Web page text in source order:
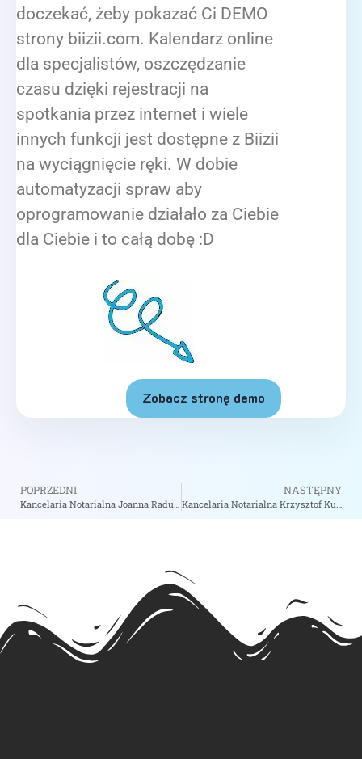
doczekać, żeby pokazać Ci DEMO
strony biizii.com. Kalendarz online
dla specjalistów, oszczędzanie
czasu dzięki rejestracji na
spotkania przez internet i wiele
innych funkcji jest dostępne z Biizii
na wyciągnięcie ręki. W dobie
automatyzacji spraw aby
oprogramowanie działało za Ciebie
dla Ciebie i to całą dobę :D
Zobacz stronę demo
POPRZEDNI NASTĘPNY